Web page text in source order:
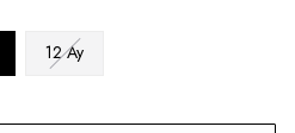
12 Ay